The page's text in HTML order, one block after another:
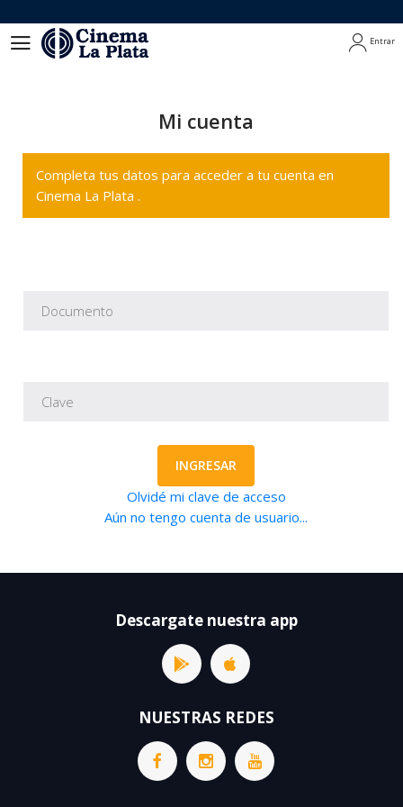
Entrar
Mi cuenta
Completa tus datos para acceder a tu cuenta en
Cinema La Plata .
INGRESAR
Olvidé mi clave de acceso
Aún no tengo cuenta de usuario...
Descargate nuestra app
NUESTRAS REDES